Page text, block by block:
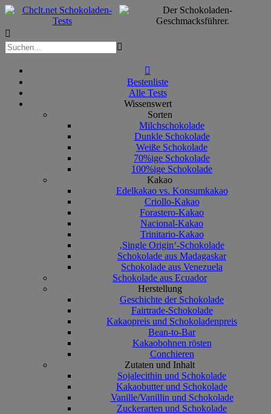



Bestenliste
Alle Tests
Wissenswert
Sorten
Milchschokolade
Dunkle Schokolade
Weiße Schokolade
70%ige Schokolade
100%ige Schokolade
Kakao
Edelkakao vs. Konsumkakao
Criollo-Kakao
Forastero-Kakao
Nacional-Kakao
Trinitario-Kakao
‚Single Origin‘-Schokolade
Schokolade aus Madagaskar
Schokolade aus Venezuela
Schokolade aus Ecuador
Herstellung
Geschichte der Schokolade
Fairtrade-Schokolade
Kakaopreis und Schokoladenpreis
Bean-to-Bar
Kakaobohnen rösten
Conchieren
Zutaten und Inhalt
Sojalecithin und Schokolade
Kakaobutter und Schokolade
Vanille/Vanillin und Schokolade
Zuckerarten und Schokolade